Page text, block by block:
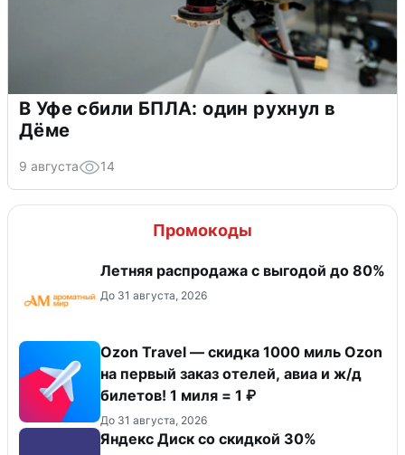
В Уфе сбили БПЛА: один рухнул в
Дёме
9 августа 14
Промокоды
Летняя распродажа с выгодой до 80%
До 31 августа, 2026
Ozon Travel — скидка 1000 миль Ozon
на первый заказ отелей, авиа и ж/д
билетов! 1 миля = 1 ₽
До 31 августа, 2026
Яндекс Диск со скидкой 30%